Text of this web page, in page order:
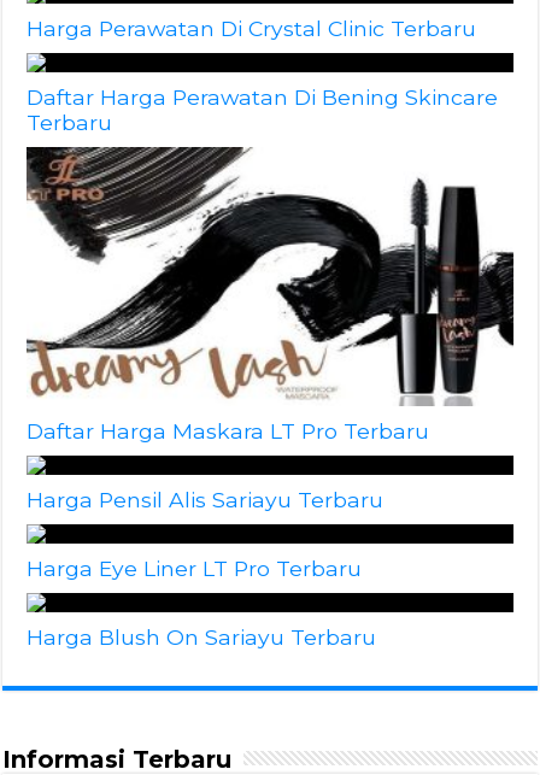
Harga Perawatan Di Crystal Clinic Terbaru
Daftar Harga Perawatan Di Bening Skincare
Terbaru
Daftar Harga Maskara LT Pro Terbaru
Harga Pensil Alis Sariayu Terbaru
Harga Eye Liner LT Pro Terbaru
Harga Blush On Sariayu Terbaru
Informasi Terbaru